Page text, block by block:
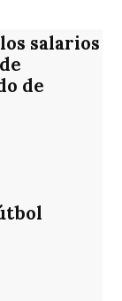
salarios
de